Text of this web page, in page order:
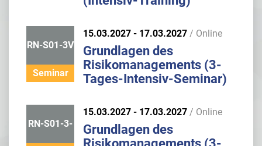
RN-S01-3V
Seminar
15.03.2027 - 17.03.2027 / Online
Grundlagen des
Risikomanagements (3-
Tages-Intensiv-Seminar)
RN-S01-3-
15.03.2027 - 17.03.2027 / Online
Grundlagen des